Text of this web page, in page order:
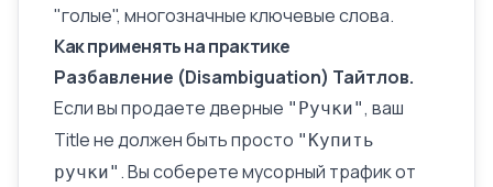
"голые", многозначныеключевые слова.
Как применять на практике
Разбавление (Disambiguation) Тайтлов.
Если вы продаете дверные "Ручки", ваш
Title не должен быть просто "Купить
ручки" . Вы соберете мусорный трафик от